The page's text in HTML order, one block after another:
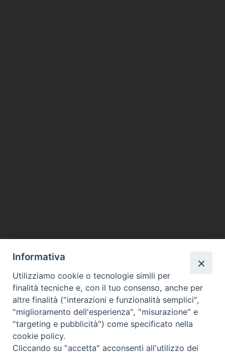
Informativa
Utilizziamo cookie o tecnologie simili per
finalità tecniche e, con il tuo consenso, anche per
altre finalità ("interazioni e funzionalità semplici",
"miglioramento dell'esperienza", "misurazione" e
"targeting e pubblicità") come specificato nella
cookie policy.
Cliccando su "accetta" acconsenti all'utilizzo dei